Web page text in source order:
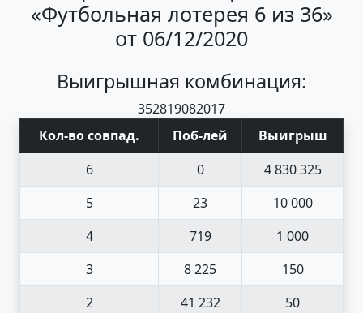
«Футбольная лотерея 6 из 36»
от 06/12/2020
Выигрышная комбинация:
352819082017
Кол-во совпад. Поб-лей
Выигрыш
6
0
4 830 325
5
23
10 000
4
719
1 000
3
8 225
150
2
41 232 50